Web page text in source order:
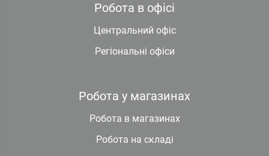
Робота в офісі
Центральний офіс
Регіональні офіси
Робота у магазинах
Робота в магазинах
Робота на складі